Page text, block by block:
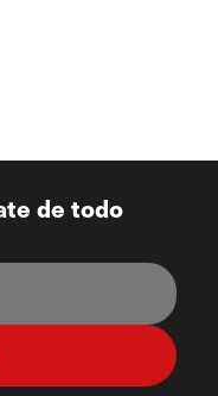
de todo